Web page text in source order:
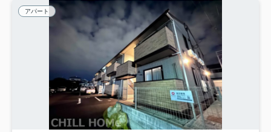
アパート